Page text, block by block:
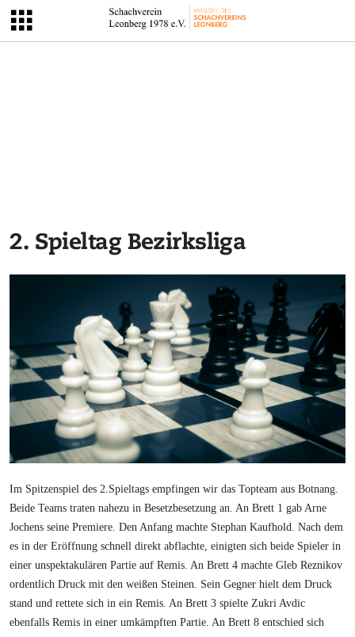
2. Spieltag Bezirksliga
Im Spitzenspiel des 2.Spieltags empfingen wir das Topteam aus Botnang.
Beide Teams traten nahezu in Besetzbesetzung an. An Brett 1 gab Arne
Jochens seine Premiere. Den Anfang machte Stephan Kaufhold. Nach dem
es in der Eröffnung schnell direkt abflachte, einigten sich beide Spieler in
einer unspektakulären Partie auf Remis. An Brett 4 machte Gleb Reznikov
ordentlich Druck mit den weißen Steinen. Sein Gegner hielt dem Druck
stand und rettete sich in ein Remis. An Brett 3 spielte Zukri Avdic
ebenfalls Remis in einer umkämpften Partie. An Brett 8 entschied sich